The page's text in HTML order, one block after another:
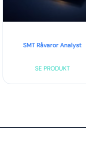
SMT Råvaror Analyst
SE PRODUKT